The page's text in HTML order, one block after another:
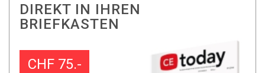
DIREKT IN IHREN
BRIEFKASTEN
CHF 75.-